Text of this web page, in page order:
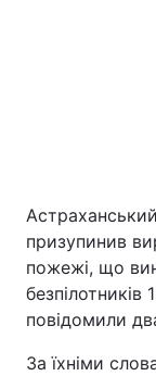
Головна
Україна
Економіка
Спорт
призупинив
пожежі, що
повідомили
За їхніми